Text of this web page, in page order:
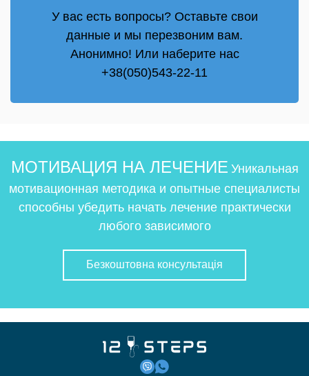
У вас есть вопросы? Оставьте свои
данные и мы перезвоним вам.
Анонимно! Или наберите нас
+38(050)543-22-11
МОТИВАЦИЯ НА ЛЕЧЕНИЕ Уникальная
мотивационная методика и опытные специалисты
способны убедить начать лечение практически
любого зависимого
Безкоштовна консультація